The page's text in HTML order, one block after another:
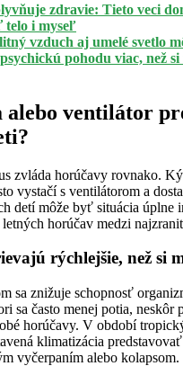
zdravie: Tieto veci
telo i myseľ
vzduch aj umelé svetlo
pohodu viac, než
ventilátor
zvláda horúčavy rovnako.
vystačí s ventilátorom a
detí môže byť situácia úplne
horúčav medzi
rýchlejšie, než si
sa znižuje schopnosť
sa často menej potia, neskôr
horúčavy. V období
klimatizácia
vyčerpaním alebo kolapsom.